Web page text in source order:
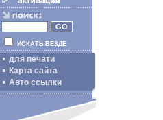
ИСКАТЬ ВЕЗДЕ
для печати
Карта сайта
Авто ссылки